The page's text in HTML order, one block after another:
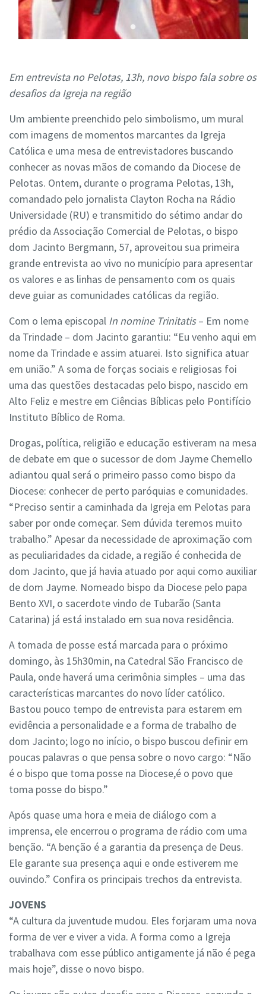
Em entrevista no Pelotas, 13h, novo bispo fala sobre os
desafios da Igreja na região
Um ambiente preenchido pelo simbolismo, um mural
com imagens de momentos marcantes da Igreja
Católica e uma mesa de entrevistadores buscando
conhecer as novas mãos de comando da Diocese de
Pelotas. Ontem, durante o programa Pelotas, 13h,
comandado pelo jornalista Clayton Rocha na Rádio
Universidade (RU) e transmitido do sétimo andar do
prédio da Associação Comercial de Pelotas, o bispo
dom Jacinto Bergmann, 57, aproveitou sua primeira
grande entrevista ao vivo no município para apresentar
os valores e as linhas de pensamento com os quais
deve guiar as comunidades católicas da região.
Com o lema episcopal In nomine Trinitatis– Em nome
da Trindade – dom Jacinto garantiu: “Eu venho aqui em
nome da Trindade e assim atuarei. Isto significa atuar
em união.” A soma de forças sociais e religiosas foi
uma das questões destacadas pelo bispo, nascido em
Alto Feliz e mestre em Ciências Bíblicas pelo Pontifício
Instituto Bíblico de Roma.
Drogas, política, religião e educação estiveram na mesa
de debate em que o sucessor de dom Jayme Chemello
adiantou qual será o primeiro passo como bispo da
Diocese: conhecer de perto paróquias e comunidades.
“Preciso sentir a caminhada da Igreja em Pelotas para
saber por onde começar. Sem dúvida teremos muito
trabalho.” Apesar da necessidade de aproximação com
as peculiaridades da cidade, a região é conhecida de
dom Jacinto, que já havia atuado por aqui como auxiliar
de dom Jayme. Nomeado bispo da Diocese pelo papa
Bento XVI, o sacerdote vindo de Tubarão (Santa
Catarina) já está instalado em sua nova residência.
A tomada de posse está marcada para o próximo
domingo, às 15h30min, na Catedral São Francisco de
Paula, onde haverá uma cerimônia simples – uma das
características marcantes do novo líder católico.
Bastou pouco tempo de entrevista para estarem em
evidência a personalidade e a forma de trabalho de
dom Jacinto; logo no início, o bispo buscou definir em
poucas palavras o que pensa sobre o novo cargo: “Não
é o bispo que toma posse na Diocese,é o povo que
toma posse do bispo.”
Após quase uma hora e meia de diálogo com a
imprensa, ele encerrou o programa de rádio com uma
benção. “A benção é a garantia da presença de Deus.
Ele garante sua presença aqui e onde estiverem me
ouvindo.” Confira os principais trechos da entrevista.
JOVENS
“A cultura da juventude mudou. Eles forjaram uma nova
forma de ver e viver a vida. A forma como a Igreja
trabalhava com esse público antigamente já não é pega
mais hoje”, disse o novo bispo.